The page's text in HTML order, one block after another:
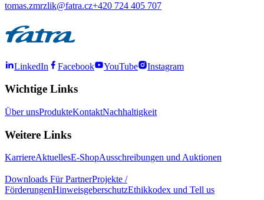
tomas.zmrzlik@fatra.cz+420 724 405 707
LinkedIn Facebook YouTube Instagram
Wichtige Links
Über unsProdukteKontaktNachhaltigkeit
Weitere Links
KarriereAktuellesE-ShopAusschreibungen und Auktionen
Downloads Für PartnerProjekte /
FörderungenHinweisgeberschutzEthikkodex und Tell us